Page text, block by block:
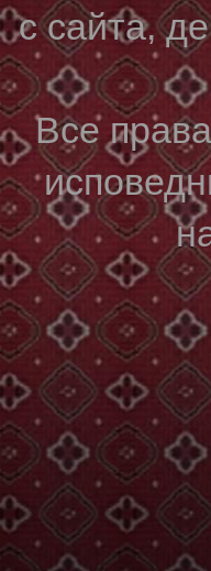
с сайта,
Все